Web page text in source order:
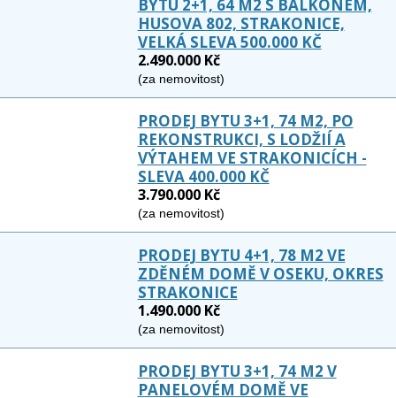
BYTU 2+1, 64 M2 S BALKONEM,
HUSOVA 802, STRAKONICE,
VELKÁ SLEVA 500.000 KČ
2.490.000 Kč
(za nemovitost)
PRODEJ BYTU 3+1, 74 M2, PO
REKONSTRUKCI, S LODŽIÍ A
VÝTAHEM VE STRAKONICÍCH -
SLEVA 400.000 KČ
3.790.000 Kč
(za nemovitost)
PRODEJ BYTU 4+1, 78 M2 VE
ZDĚNÉM DOMĚ V OSEKU, OKRES
STRAKONICE
1.490.000 Kč
(za nemovitost)
PRODEJ BYTU 3+1, 74 M2 V
PANELOVÉM DOMĚ VE